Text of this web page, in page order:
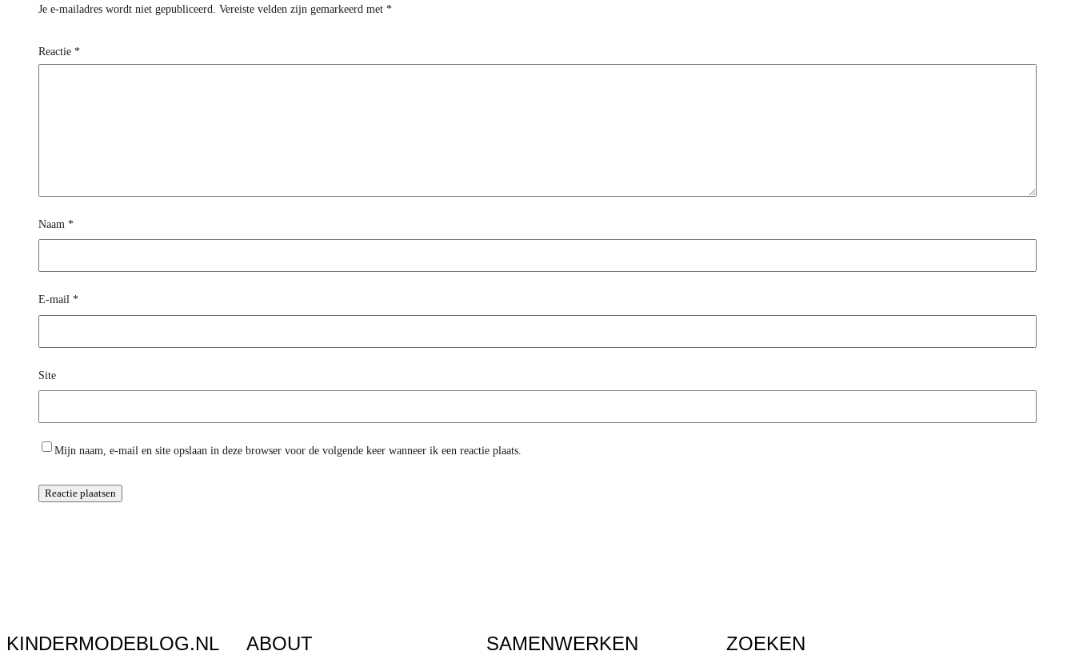
Je e-mailadres wordt niet gepubliceerd. Vereiste velden zijn gemarkeerd met *
Reactie *
Naam *
E-mail *
Site
Mijn naam, e-mail en site opslaan in deze browser voor de volgende keer wanneer ik een reactie plaats.
KINDERMODEBLOG.NL ABOUT SAMENWERKEN ZOEKEN